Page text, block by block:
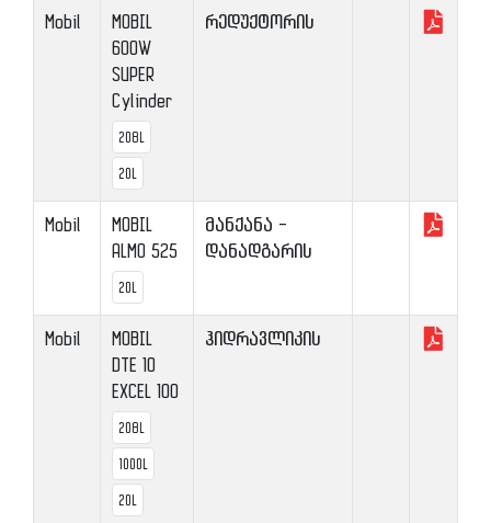
PDF
Mobil
MOBIL
600W
SUPER
Cylinder
208L
20L
რედუქტორის
Mobil
MOBIL
ALMO 525
20L
მანქანა -
დანადგარის
Mobil
MOBIL
DTE 10
EXCEL 100
208L
1000L
20L
ჰიდრავლიკის